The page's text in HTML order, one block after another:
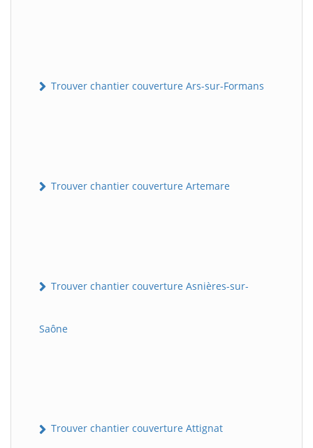
Trouver chantier couverture Ars-sur-Formans
Trouver chantier couverture Artemare
Trouver chantier couverture Asnières-sur-
Saône
Trouver chantier couverture Attignat